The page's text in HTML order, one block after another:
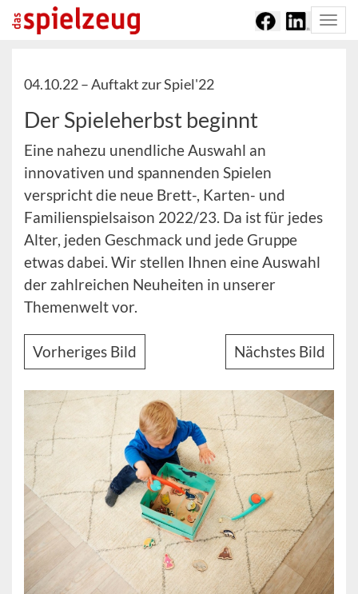
04.10.22 –Auftakt zur Spiel'22
Der Spieleherbst beginnt
Eine nahezu unendliche Auswahl an
innovativen und spannenden Spielen
verspricht die neue Brett-, Karten- und
Familienspielsaison 2022/23. Da ist für jedes
Alter, jeden Geschmack und jede Gruppe
etwas dabei. Wir stellen Ihnen eine Auswahl
der zahlreichen Neuheiten in unserer
Themenwelt vor.
Vorheriges Bild Nächstes Bild